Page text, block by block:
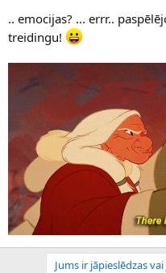
.. emocijas? ... errr..
treidingu!
Jums ir jāpieslēdzas